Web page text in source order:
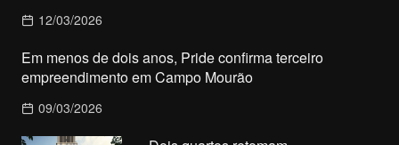
12/03/2026
Em menos de dois anos, Pride confirma terceiro
empreendimento em Campo Mourão
09/03/2026